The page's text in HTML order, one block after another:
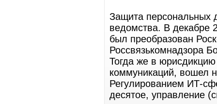
Защита персональных
ведомства. В декабре
был преобразован
Россвязькомнадзора
Тогда же в
коммуникаций, вошел
Регулированием ИТ-
десятое, управление